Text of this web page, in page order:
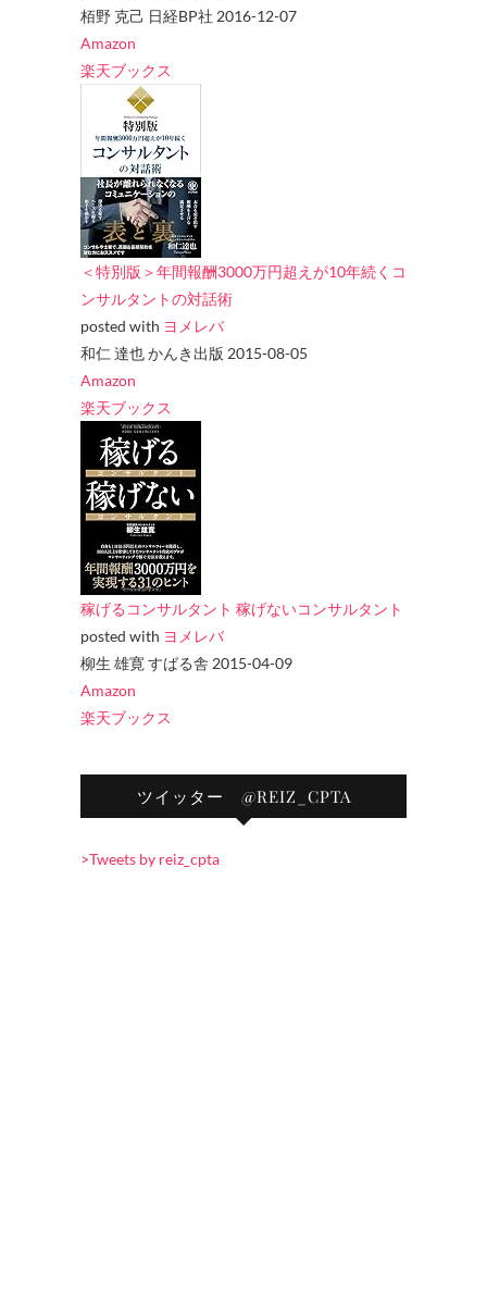
栢野 克己 日経BP社 2016-12-07
Amazon
楽天ブックス
＜特別版＞年間報酬3000万円超えが10年続くコ
ンサルタントの対話術
posted with ヨメレバ
和仁 達也 かんき出版 2015-08-05
Amazon
楽天ブックス
稼げるコンサルタント 稼げないコンサルタント
posted with ヨメレバ
柳生 雄寛 すばる舎 2015-04-09
Amazon
楽天ブックス
ツイッター @REIZ_CPTA
>Tweets by reiz_cpta